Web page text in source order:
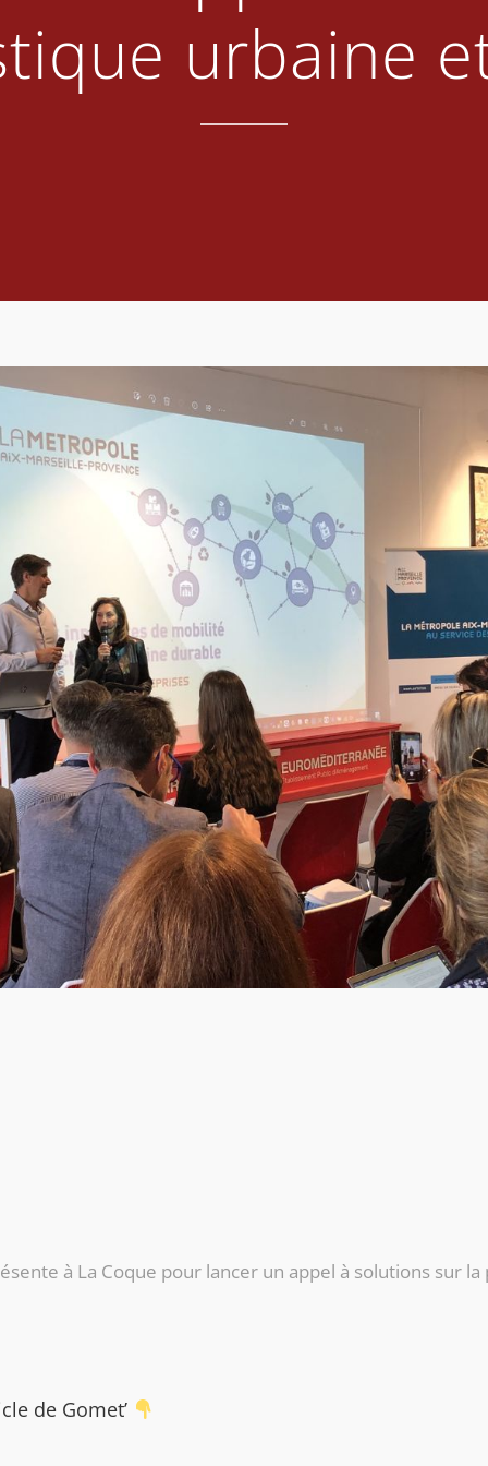
urbaine
à La Coque pour lancer un appel à solutions sur
de Gomet’